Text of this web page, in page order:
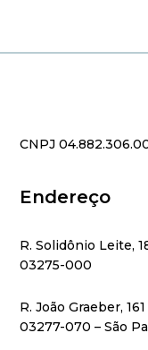
CNPJ
Endereço
R. Solidônio Leite,
03275-000
R. João Graeber,
03277-070 – São